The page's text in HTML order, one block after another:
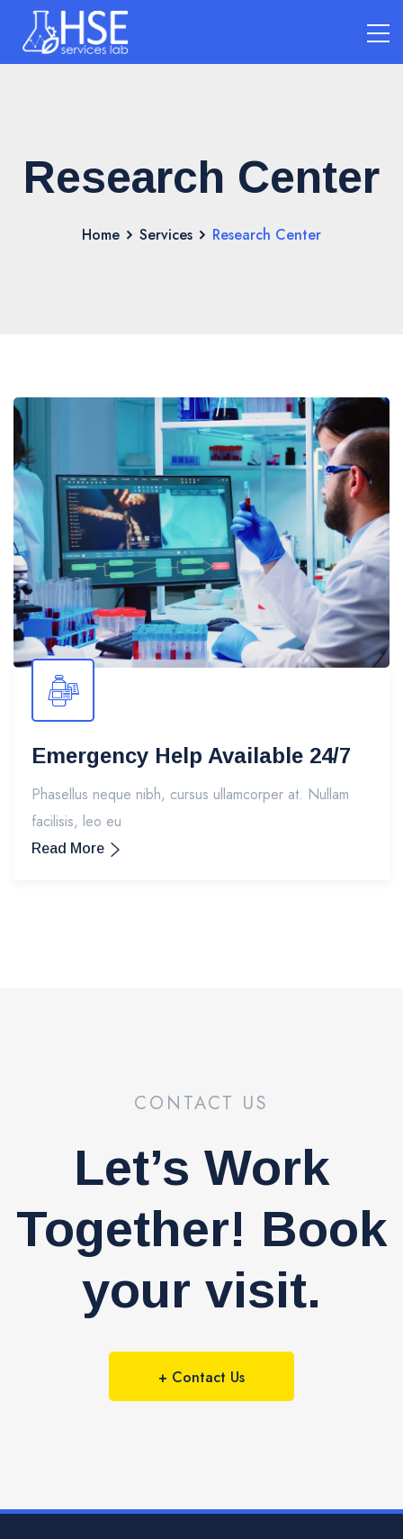
Research Center
Home Services Research Center
Emergency Help Available 24/7
Phasellus neque nibh, cursus ullamcorper at. Nullam
facilisis, leo eu
Read More
CONTACT US
Let’s Work
Together! Book
your visit.
+ Contact Us